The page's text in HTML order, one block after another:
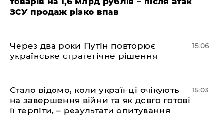
ЗСУ продаж різко впав
Через два роки Путін повторює
українське стратегічне рішення
15:06
Стало відомо, коли українці очікують
на завершення війни та як довго готові
її терпіти, – результати опитування
15:03